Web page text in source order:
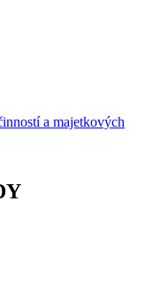
a majetkových